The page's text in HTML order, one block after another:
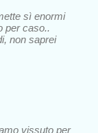
sì enormi
per caso..
non saprei
vissuto per